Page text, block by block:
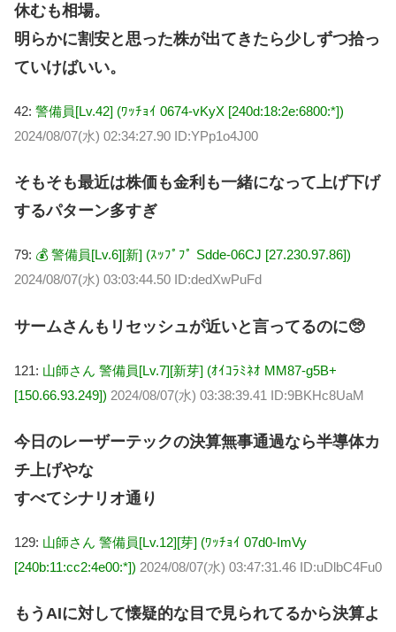
休むも相場。
明らかに割安と思った株が出てきたら少しずつ拾っ
ていけばいい。
42: 警備員[Lv.42] (ﾜｯﾁｮｲ 0674-vKyX [240d:18:2e:6800:*])
2024/08/07(水) 02:34:27.90 ID:YPp1o4J00
そもそも最近は株価も金利も一緒になって上げ下げ
するパターン多すぎ
79: 💰 警備員[Lv.6][新] (ｽｯﾌﾟﾌﾟ Sdde-06CJ [27.230.97.86])
2024/08/07(水) 03:03:44.50 ID:dedXwPuFd
サームさんもリセッシュが近いと言ってるのに🥺
121: 山師さん 警備員[Lv.7][新芽] (ｵｲｺﾗﾐﾈｵ MM87-g5B+
[150.66.93.249]) 2024/08/07(水) 03:38:39.41 ID:9BKHc8UaM
今日のレーザーテックの決算無事通過なら半導体カ
チ上げやな
すべてシナリオ通り
129: 山師さん 警備員[Lv.12][芽] (ﾜｯﾁｮｲ 07d0-ImVy
[240b:11:cc2:4e00:*]) 2024/08/07(水) 03:47:31.46 ID:uDlbC4Fu0
もうAIに対して懐疑的な目で見られてるから決算よ